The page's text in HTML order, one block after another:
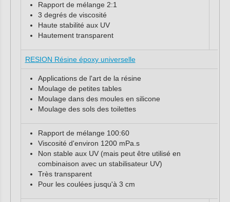
Rapport de mélange 2:1
3 degrés de viscosité
Haute stabilité aux UV
Hautement transparent
RESION Résine époxy universelle
Applications de l'art de la résine
Moulage de petites tables
Moulage dans des moules en silicone
Moulage des sols des toilettes
Rapport de mélange 100:60
Viscosité d'environ 1200 mPa.s
Non stable aux UV (mais peut être utilisé en
combinaison avec un stabilisateur UV)
Très transparent
Pour les coulées jusqu'à 3 cm